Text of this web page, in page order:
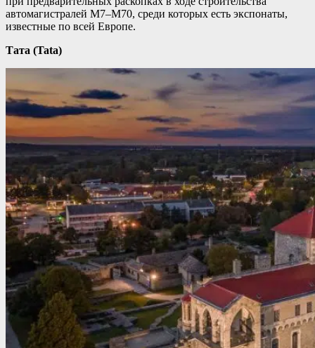
автомагистралей M7–M70, среди которых есть экспонаты,
известные по всей Европе.
Тата (Tata)